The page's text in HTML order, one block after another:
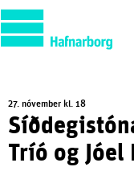
27. nóvember kl. 18
Tríó og Jóel